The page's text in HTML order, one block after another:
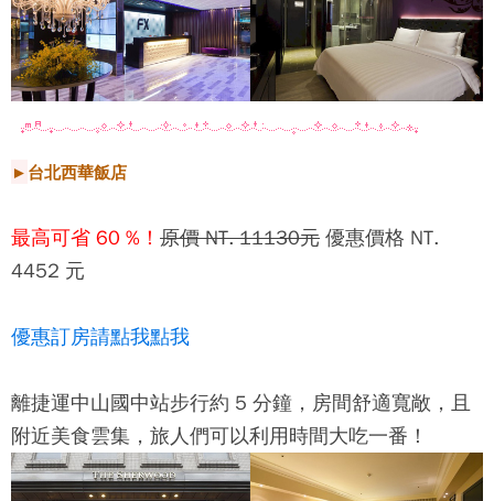
►台北西華飯店
最高可省 60 %！ 原價 NT. 11130元 優惠價格 NT.
4452 元
優惠訂房請點我點我
離捷運中山國中站步行約 5 分鐘，房間舒適寬敞，且
附近美食雲集，旅人們可以利用時間大吃一番！